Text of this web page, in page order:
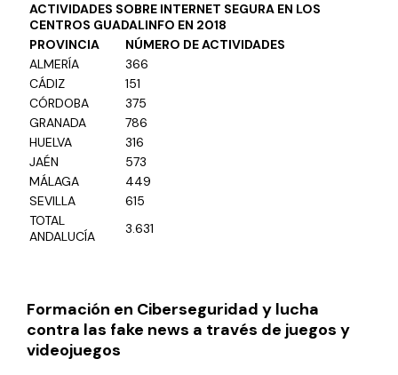
ACTIVIDADES SOBRE INTERNET SEGURA EN LOS
CENTROS GUADALINFO EN 2018
PROVINCIA
NÚMERO DE ACTIVIDADES
ALMERÍA
366
CÁDIZ
151
CÓRDOBA
375
GRANADA
786
HUELVA
316
JAÉN
573
MÁLAGA
449
SEVILLA
615
TOTAL
ANDALUCÍA
3.631
Formación en Ciberseguridad y lucha
contra las fake news a través de juegos y
videojuegos